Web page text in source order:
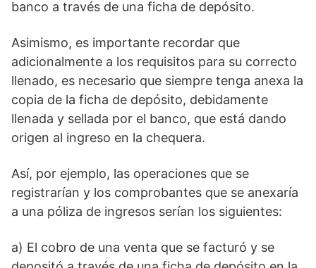
banco a través de una ficha de depósito.
Asimismo, es importante recordar que
adicionalmente a los requisitos para su correcto
llenado, es necesario que siempre tenga anexa la
copia de la ficha de depósito, debidamente
llenada y sellada por el banco, que está dando
origen al ingreso en la chequera.
Así, por ejemplo, las operaciones que se
registrarían y los comprobantes que se anexaría
a una póliza de ingresos serían los siguientes:
a) El cobro de una venta que se facturó y se